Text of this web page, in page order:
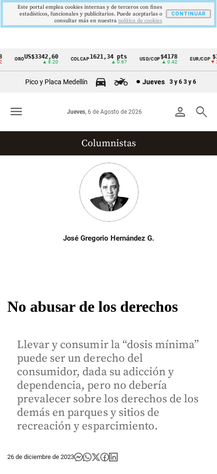
Cintillo
Colombia
OROUS$3342,60
▲ 8.20
COLCAP1621,34 pts
▲ 0.67
USD/COP$4178
▲ 0.42
EUR/COP
▼
Pico y Placa Medellín Jueves 3 y 6 3 y 6
person search
Jueves, 6 de Agosto de 2026
menu
Columnistas
José Gregorio Hernández G.
No abusar de los derechos
Llevar y consumir la “dosis mínima”
puede ser un derecho del
consumidor, dada su adicción y
dependencia, pero no debería
prevalecer sobre los derechos de los
demás en parques y sitios de
recreación y esparcimiento.
26 de diciembre de 2023
Este portal emplea cookies internas y de terceros con fines
estadísticos, funcionales y publicitarios. Puede aceptarlas o
consultar más en nuestra politica de cookies
CONTINUAR